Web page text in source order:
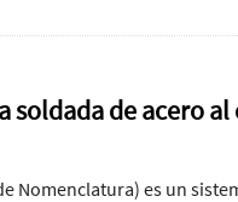
soldada de acero
Nomenclatura) es un